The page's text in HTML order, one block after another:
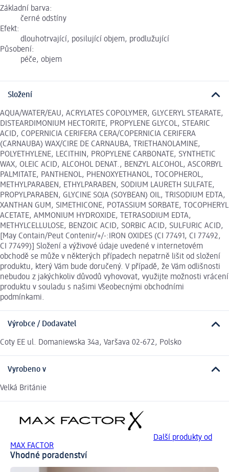
Základní barva:
černé odstíny
Efekt:
dlouhotrvající, posilující objem, prodlužující
Působení:
péče, objem
Složení
AQUA/WATER/EAU, ACRYLATES COPOLYMER, GLYCERYL STEARATE,
DISTEARDIMONIUM HECTORITE, PROPYLENE GLYCOL, STEARIC
ACID, COPERNICIA CERIFERA CERA/COPERNICIA CERIFERA
(CARNAUBA) WAX/CIRE DE CARNAUBA, TRIETHANOLAMINE,
POLYETHYLENE, LECITHIN, PROPYLENE CARBONATE, SYNTHETIC
WAX, OLEIC ACID, ALCOHOL DENAT., BENZYL ALCOHOL, ASCORBYL
PALMITATE, PANTHENOL, PHENOXYETHANOL, TOCOPHEROL,
METHYLPARABEN, ETHYLPARABEN, SODIUM LAURETH SULFATE,
PROPYLPARABEN, GLYCINE SOJA (SOYBEAN) OIL, TRISODIUM EDTA,
XANTHAN GUM, SIMETHICONE, POTASSIUM SORBATE, TOCOPHERYL
ACETATE, AMMONIUM HYDROXIDE, TETRASODIUM EDTA,
METHYLCELLULOSE, BENZOIC ACID, SORBIC ACID, SULFURIC ACID,
[May Contain/Peut Contenir/+/-:IRON OXIDES (CI 77491, CI 77492,
CI 77499)] Složení a výživové údaje uvedené v internetovém
obchodě se může v některých případech nepatrně lišit od složení
produktu, který Vám bude doručený. V případě, že Vám odlišnosti
nebudou z jakýchkoliv důvodů vyhovovat, využijte možnosti vrácení
produktu v souladu s našimi Všeobecnými obchodními
podmínkami.
Výrobce / Dodavatel
Coty EE ul. Domaniewska 34a, Varšava 02-672, Polsko
Vyrobeno v
Velká Británie
Další produkty od
MAX FACTOR
Vhodné poradenství